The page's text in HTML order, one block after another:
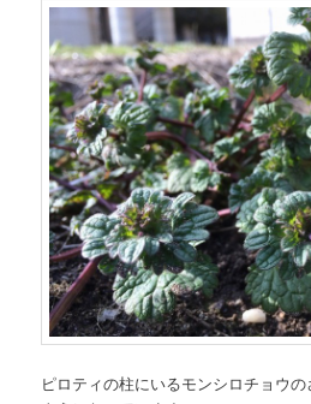
ピロティの柱にいるモンシロチョウ